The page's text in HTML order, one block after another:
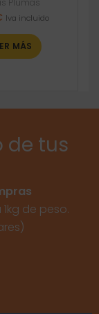
Plumas
Iva incluido
MÁS
de tus
de peso.